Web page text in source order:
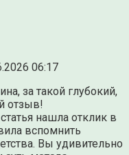
06:17
за такой глубокий,
отзыв!
нашла отклик в
вспомнить
Вы удивительно